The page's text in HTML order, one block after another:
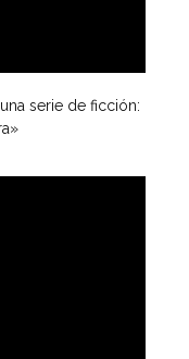
serie de ficción: